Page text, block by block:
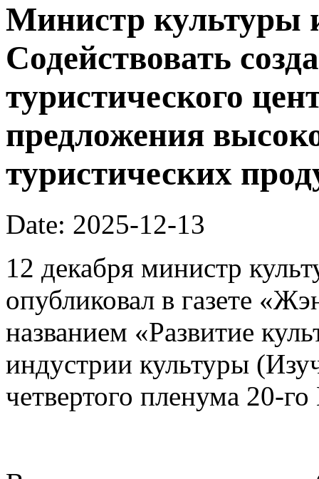
Министр культуры
Содействовать
туристического
предложения
туристических
Date: 2025-12-13
12 декабря министр
опубликовал в газете
названием «Развитие
индустрии культуры
четвертого пленума 20-